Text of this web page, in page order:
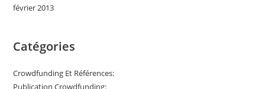
février 2013
Catégories
Crowdfunding Et Références:
Publication Crowdfunding: